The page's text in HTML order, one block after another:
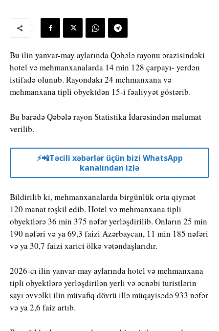
Bu ilin yanvar-may aylarında Qəbələ rayonu ərazisindəki
hotel və mehmanxanalarda 14 min 128 çarpayı- yerdən
istifadə olunub. Rayondakı 24 mehmanxana və
mehmanxana tipli obyektdən 15-i fəaliyyət göstərib.
Bu barədə Qəbələ rayon Statistika İdarəsindən məlumat
verilib.
⚡️📲Təcili xəbərlər üçün bizi WhatsApp
kanalından izlə
Bildirilib ki, mehmanxanalarda birgünlük orta qiymət
120 manat təşkil edib. Hotel və mehmanxana tipli
obyektlərə 36 min 375 nəfər yerləşdirilib. Onların 25 min
190 nəfəri və ya 69,3 faizi Azərbaycan, 11 min 185 nəfəri
və ya 30,7 faizi xarici ölkə vətəndaşlarıdır.
2026-cı ilin yanvar-may aylarında hotel və mehmanxana
tipli obyektlərə yerləşdirilən yerli və əcnəbi turistlərin
sayı əvvəlki ilin müvafiq dövrü illə müqayisədə 933 nəfər
və ya 2,6 faiz artıb.